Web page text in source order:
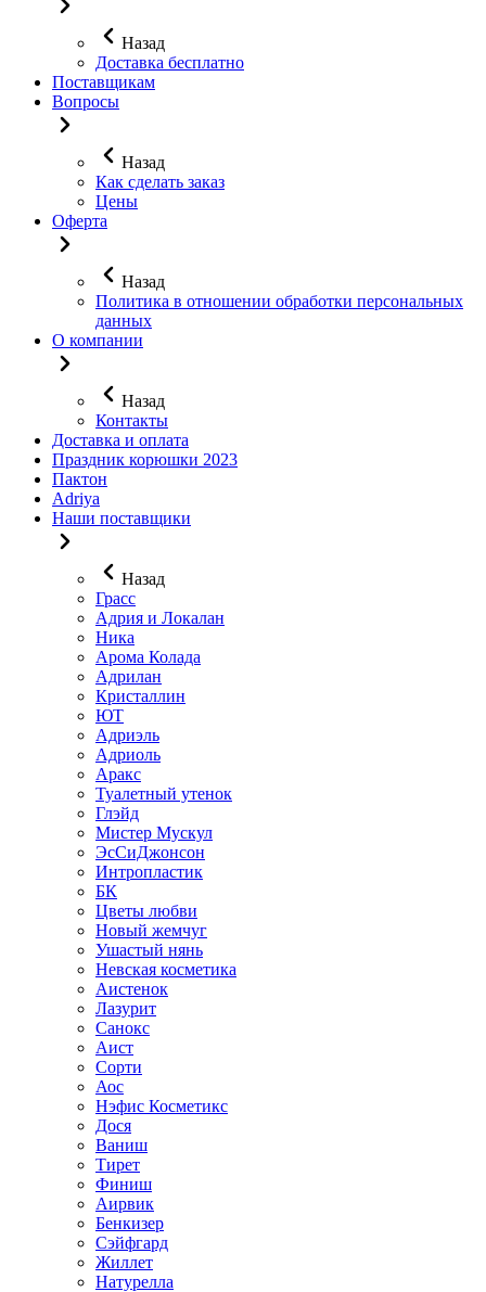
Назад
Доставка бесплатно
Поставщикам
Вопросы
Назад
Как сделать заказ
Цены
Оферта
Назад
Политика в отношении обработки персональных
данных
О компании
Назад
Контакты
Доставка и оплата
Праздник корюшки 2023
Пактон
Adriya
Наши поставщики
Назад
Грасс
Адрия и Локалан
Ника
Арома Колада
Адрилан
Кристаллин
ЮТ
Адриэль
Адриоль
Аракс
Туалетный утенок
Глэйд
Мистер Мускул
ЭсСиДжонсон
Интропластик
БК
Цветы любви
Новый жемчуг
Ушастый нянь
Невская косметика
Аистенок
Лазурит
Санокс
Аист
Сорти
Аос
Нэфис Косметикс
Дося
Ваниш
Тирет
Финиш
Аирвик
Бенкизер
Сэйфгард
Жиллет
Натурелла